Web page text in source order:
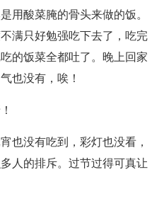
用酸菜腌的骨头来做的饭。
满只好勉强吃下去了，吃完
的饭菜全都吐了。晚上回家
也没有，唉！
也没有吃到，彩灯也没看，
人的排斥。过节过得可真让